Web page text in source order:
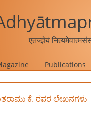
एतज्ज्ञेयं
Publications
ಕೆ. ರವರ ಲೇಖನಗಳು